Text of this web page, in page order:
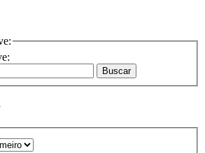
Buscar